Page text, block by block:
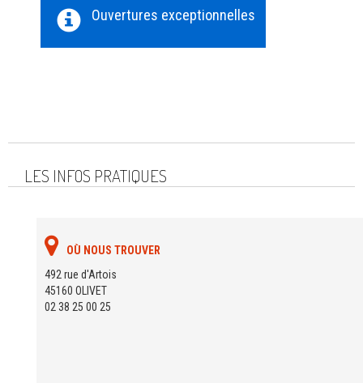
Ouvertures exceptionnelles
LES INFOS PRATIQUES
OÙ NOUS TROUVER
492 rue d'Artois
45160 OLIVET
02 38 25 00 25